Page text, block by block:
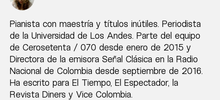
Pianista con maestría y títulos inútiles. Periodista
de la Universidad de Los Andes. Parte del equipo
de Cerosetenta / 070 desde enero de 2015 y
Directora de la emisora Señal Clásica en la Radio
Nacional de Colombia desde septiembre de 2016.
Ha escrito para El Tiempo, El Espectador, la
Revista Diners y Vice Colombia.